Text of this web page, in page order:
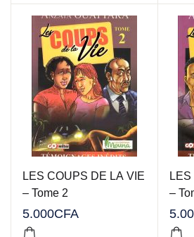
LES COUPS DE LA VIE
– Tome 2
5.000CFA
–